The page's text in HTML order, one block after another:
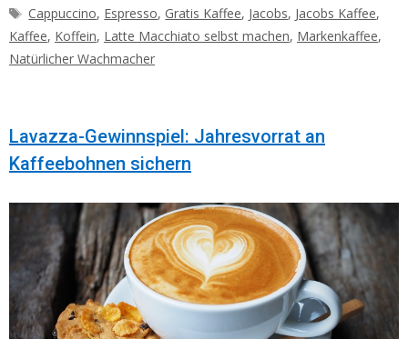
Schlagwörter
Cappuccino, Espresso, Gratis Kaffee, Jacobs, Jacobs Kaffee,
Kaffee, Koffein, Latte Macchiato selbst machen, Markenkaffee,
Natürlicher Wachmacher
Lavazza-Gewinnspiel: Jahresvorrat an
Kaffeebohnen sichern